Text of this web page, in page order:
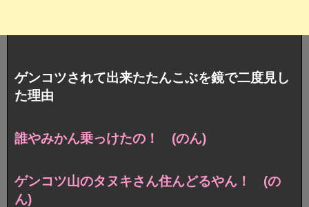
ゲンコツされて出来たたんこぶを鏡で二度見し
た理由
誰やみかん乗っけたの！ (のん)
ゲンコツ山のタヌキさん住んどるやん！ (の
ん)